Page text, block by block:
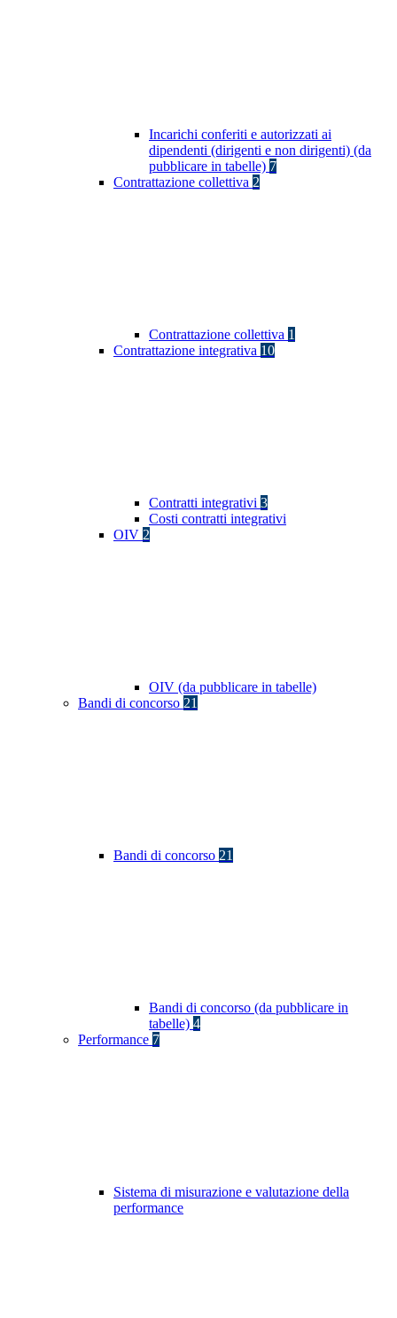
Incarichi conferiti e autorizzati ai
dipendenti (dirigenti e non dirigenti) (da
pubblicare in tabelle) 7
Contrattazione collettiva 2
Contrattazione collettiva 1
Contrattazione integrativa 10
Contratti integrativi 3
Costi contratti integrativi
OIV 2
OIV (da pubblicare in tabelle)
Bandi di concorso 21
Bandi di concorso 21
Bandi di concorso (da pubblicare in
tabelle) 4
Performance 7
Sistema di misurazione e valutazione della
performance